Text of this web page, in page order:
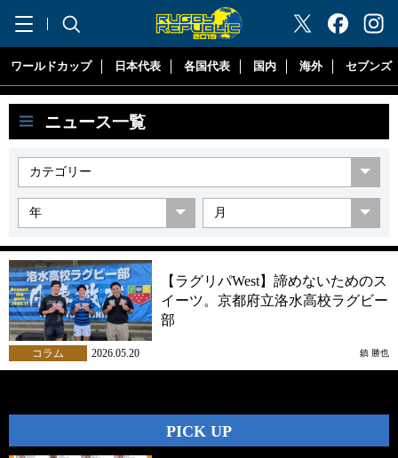
"ラグビーリパブリック"
ワールドカップ 日本代表 各国代表 国内 海外 セブンズ
ニュース一覧
【ラグリパWest】諦めないためのス
イーツ。京都府立洛水高校ラグビー
部
コラム 2026.05.20 鎮 勝也
PICK UP